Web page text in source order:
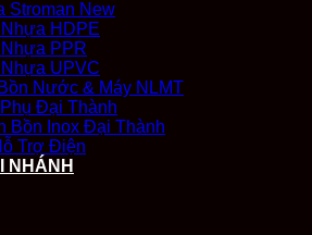
Stroman New
HDPE
PPR
UPVC
Nước & Máy NLMT
Đại Thành
Bồn Inox Đại Thành
Trợ Điện
NHÁNH